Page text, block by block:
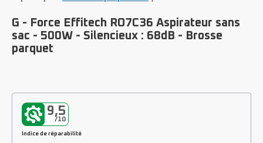
G - Force Effitech RO7C36 Aspirateur sans
sac - 500W - Silencieux : 68dB - Brosse
parquet
9,5
/10
Indice de réparabilité